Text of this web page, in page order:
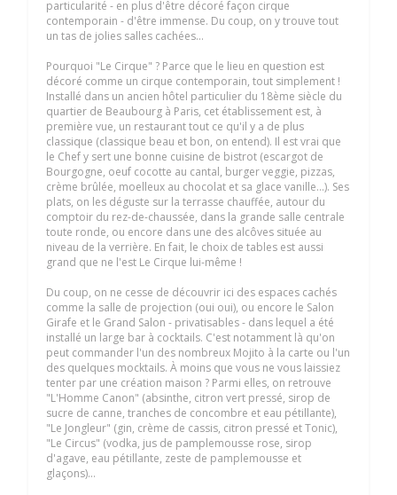
particularité - en plus d'être décoré façon cirque
contemporain - d'être immense. Du coup, on y trouve tout
un tas de jolies salles cachées...
Pourquoi "Le Cirque" ? Parce que le lieu en question est
décoré comme un cirque contemporain, tout simplement !
Installé dans un ancien hôtel particulier du 18ème siècle du
quartier de Beaubourg à Paris, cet établissement est, à
première vue, un restaurant tout ce qu'il y a de plus
classique (classique beau et bon, on entend). Il est vrai que
le Chef y sert une bonne cuisine de bistrot (escargot de
Bourgogne, oeuf cocotte au cantal, burger veggie, pizzas,
crème brûlée, moelleux au chocolat et sa glace vanille...). Ses
plats, on les déguste sur la terrasse chauffée, autour du
comptoir du rez-de-chaussée, dans la grande salle centrale
toute ronde, ou encore dans une des alcôves située au
niveau de la verrière. En fait, le choix de tables est aussi
grand que ne l'est Le Cirque lui-même !
Du coup, on ne cesse de découvrir ici des espaces cachés
comme la salle de projection (oui oui), ou encore le Salon
Girafe et le Grand Salon - privatisables - dans lequel a été
installé un large bar à cocktails. C'est notamment là qu'on
peut commander l'un des nombreux Mojito à la carte ou l'un
des quelques mocktails. À moins que vous ne vous laissiez
tenter par une création maison ? Parmi elles, on retrouve
"L'Homme Canon" (absinthe, citron vert pressé, sirop de
sucre de canne, tranches de concombre et eau pétillante),
"Le Jongleur" (gin, crème de cassis, citron pressé et Tonic),
"Le Circus" (vodka, jus de pamplemousse rose, sirop
d'agave, eau pétillante, zeste de pamplemousse et
glaçons)...